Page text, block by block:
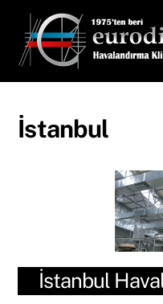
content
İstanbul
İstanbul